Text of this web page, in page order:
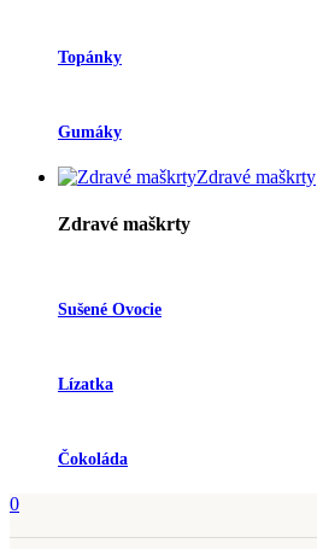
Topánky
Gumáky
Zdravé maškrty
Zdravé maškrty
Sušené Ovocie
Lízatka
Čokoláda
0